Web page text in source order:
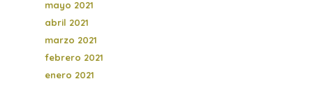
mayo 2021
abril 2021
marzo 2021
febrero 2021
enero 2021